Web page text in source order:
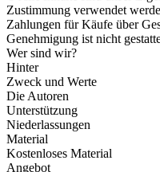
Zustimmung verwendet
Zahlungen für Käufe über
Genehmigung ist nicht
Wer sind wir?
Hinter
Zweck und Werte
Die Autoren
Unterstützung
Niederlassungen
Material
Kostenloses Material
Angebot